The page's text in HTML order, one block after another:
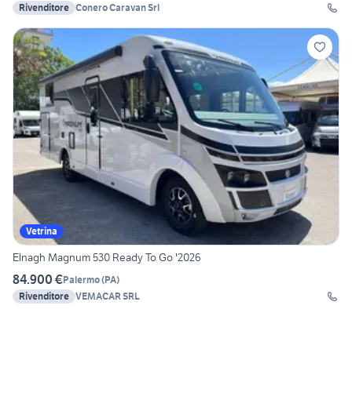
Rivenditore Conero Caravan Srl
Vetrina
Elnagh Magnum 530 Ready To Go '2026
84.900 €Palermo(PA)
Rivenditore VEMACAR SRL